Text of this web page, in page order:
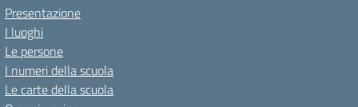
Presentazione
I luoghi
Le persone
I numeri della scuola
Le carte della scuola